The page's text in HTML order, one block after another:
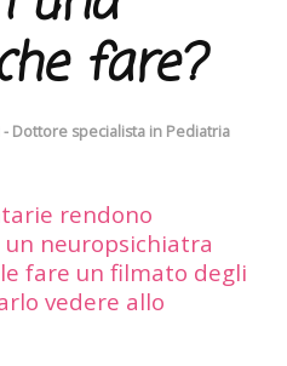
fare?
Dottore specialista in Pediatria
rendono
neuropsichiatra
fare un filmato degli
vedere allo